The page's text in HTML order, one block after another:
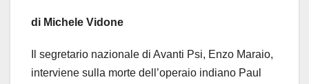
di Michele Vidone
Il segretario nazionale di Avanti Psi, Enzo Maraio,
interviene sulla morte dell’operaio indiano Paul